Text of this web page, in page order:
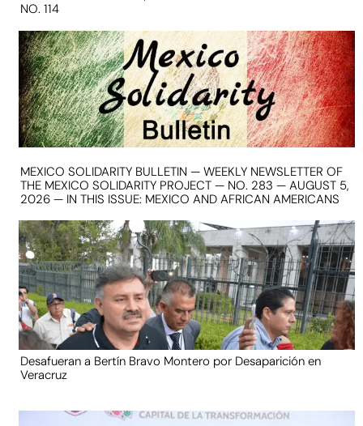
NO. 114
MEXICO SOLIDARITY BULLETIN — WEEKLY NEWSLETTER OF
THE MEXICO SOLIDARITY PROJECT — NO. 283 — AUGUST 5,
2026 — IN THIS ISSUE: MEXICO AND AFRICAN AMERICANS
Desafueran a Bertín Bravo Montero por Desaparición en
Veracruz